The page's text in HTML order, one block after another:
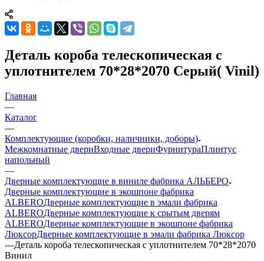
Деталь короба телескопическая с
уплотнителем 70*28*2070 Серый( Vinil)
Главная
—
Каталог
—
Комплектующие (коробки, наличники, доборы)
Межкомнатные двериВходные двериФурнитураПлинтус
напольный
—
Дверные комплектующие в виниле фабрика АЛЬБЕРО
Дверные комплектующие в экошпоне фабрика
ALBEROДверные комплектующие в эмали фабрика
ALBEROДверные комплектующие к срытым дверям
ALBEROДверные комплектующие в экошпоне фабрика
ЛюксорДверные комплектующие в эмали фабрика Люксор
—Деталь короба телескопическая с уплотнителем 70*28*2070
Винил